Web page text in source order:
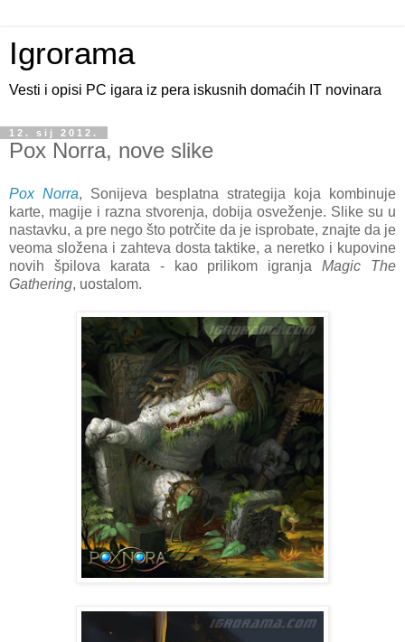
Igrorama
Vesti i opisi PC igara iz pera iskusnih domaćih IT novinara
12. sij 2012.
Pox Norra, nove slike
Pox Norra, Sonijeva besplatna strategija koja kombinuje
karte, magije i razna stvorenja, dobija osveženje. Slike su u
nastavku, a pre nego što potrčite da je isprobate, znajte da je
veoma složena i zahteva dosta taktike, a neretko i kupovine
novih špilova karata - kao prilikom igranjaMagic The
Gathering, uostalom.